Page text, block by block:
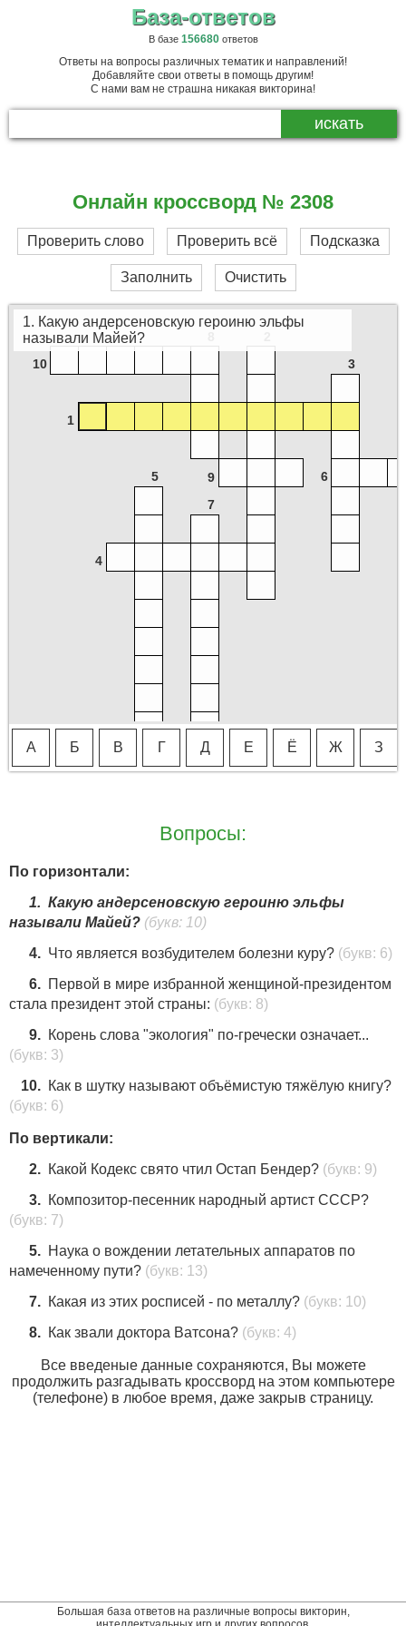
База-ответов
В базе 156680ответов
Ответы на вопросы различных тематик и направлений!
Добавляйте свои ответы в помощь другим!
С нами вам не страшна никакая викторина!
Онлайн кроссворд № 2308
Проверить слово Проверить всё Подсказка
Заполнить Очистить
1. Какую андерсеновскую героиню эльфы
называли Майей?
А Б В Г Д Е Ё Ж З
10
3
1
5 9
6
7
4
Вопросы:
По горизонтали:
1. Какую андерсеновскую героиню эльфы
называли Майей? (букв: 10)
4. Что является возбудителем болезни куру? (букв: 6)
6. Первой в мире избранной женщиной-президентом
стала президент этой страны: (букв: 8)
9. Корень слова "экология" по-гречески означает...
(букв: 3)
10. Как в шутку называют объёмистую тяжёлую книгу?
(букв: 6)
По вертикали:
2. Какой Кодекс свято чтил Остап Бендер? (букв: 9)
3. Композитор-песенник народный артист СССР?
(букв: 7)
5. Наука о вождении летательных аппаратов по
намеченному пути? (букв: 13)
7. Какая из этих росписей - по металлу? (букв: 10)
8. Как звали доктора Ватсона? (букв: 4)
Все введеные данные сохраняются, Вы можете
продолжить разгадывать кроссворд на этом компьютере
(телефоне) в любое время, даже закрыв страницу.
Большая база ответов на различные вопросы викторин,